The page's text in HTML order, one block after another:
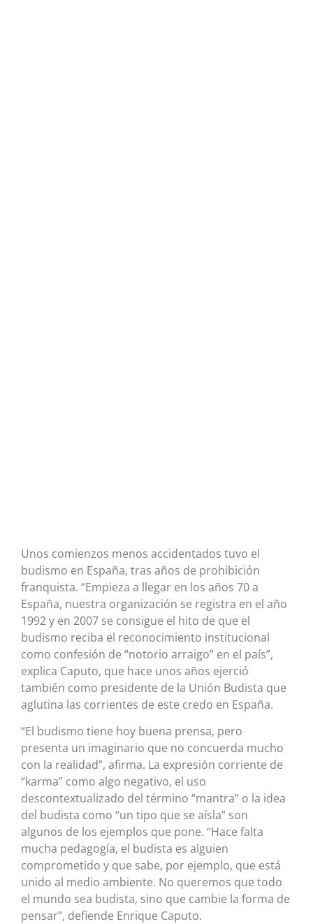
Unos comienzos menos accidentados tuvo el
budismo en España, tras años de prohibición
franquista. “Empieza a llegar en los años 70 a
España, nuestra organización se registra en el año
1992 y en 2007 se consigue el hito de que el
budismo reciba el reconocimiento institucional
como confesión de “notorio arraigo” en el país”,
explica Caputo, que hace unos años ejerció
también como presidente de la Unión Budista que
aglutina las corrientes de este credo en España.
“El budismo tiene hoy buena prensa, pero
presenta un imaginario que no concuerda mucho
con la realidad”, afirma. La expresión corriente de
“karma” como algo negativo, el uso
descontextualizado del término “mantra” o la idea
del budista como “un tipo que se aísla” son
algunos de los ejemplos que pone. “Hace falta
mucha pedagogía, el budista es alguien
comprometido y que sabe, por ejemplo, que está
unido al medio ambiente. No queremos que todo
el mundo sea budista, sino que cambie la forma de
pensar”, defiende Enrique Caputo.